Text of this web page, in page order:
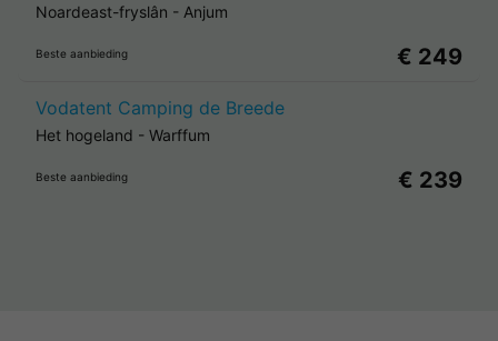
Noardeast-fryslân - Anjum
Beste aanbieding € 249
Vodatent Camping de Breede
Het hogeland - Warffum
Beste aanbieding € 239